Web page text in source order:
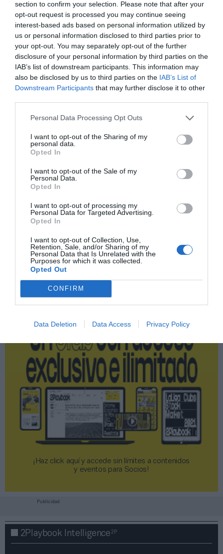
section to confirm your selection. Please note that after your
opt-out request is processed you may continue seeing
interest-based ads based on personal information utilized by
us or personal information disclosed to third parties prior to
your opt-out. You may separately opt-out of the further
disclosure of your personal information by third parties on the
IAB’s list of downstream participants. This information may
also be disclosed by us to third parties on the IAB’s List of
Downstream Participants that may further disclose it to other
Personal Data Processing Opt Outs
I want to opt-out of the Sharing of my
personal data.
Opted In
I want to opt-out of the Sale of my
Personal Data.
Opted In
I want to opt-out of processing my
Personal Data for Targeted Advertising.
Opted In
I want to opt-out of Collection, Use,
Retention, Sale, and/or Sharing of my
Personal Data that Is Unrelated with the
Purposes for which it was collected.
Opted Out
CONFIRM
Data Deletion Data Access Privacy Policy
Índex2P
Operaciones corporativas
tipología de activos, marcas, categorías de producto y
valor económico aproximado de cada acuerdo. Si
quieres más información, contacta con nosotros a
través deintelligence@2playbook.com.
Añadir 2Playbookcomo fuente preferida de Google
de forma gratuita
Mantente informado con las últimas noticias de actualidad.
ACTIVAR AHORA
Publicidad
2Playbook Club
¡Haz click aquí y accede sin límites a contenidos
y eventos para Socios!​​​​​​​
Publicidad
2Playbook Intelligence2P